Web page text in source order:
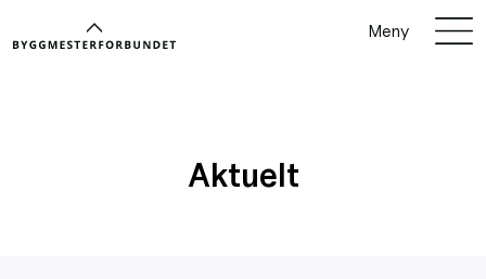
Meny
Aktuelt